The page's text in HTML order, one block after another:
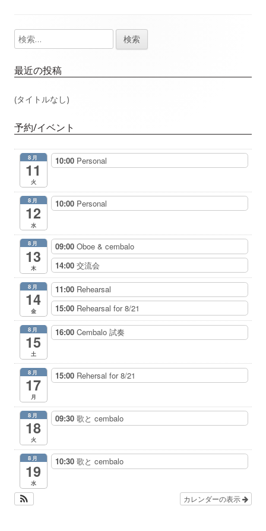
ビ
ゲ
ー
シ
ョ
ン
メ
イ
ン
ド
バ
検
索:
最近の投稿
(タイトルなし)
予約/イベント
8月
11
火
10:00 Personal
8月
12
水
10:00 Personal
8月
13
木
09:00 Oboe & cembalo
14:00 交流会
8月
14
金
11:00 Rehearsal
15:00 Rehearsal for 8/21
8月
15
土
16:00 Cembalo 試奏
8月
17
月
15:00 Rehersal for 8/21
8月
18
火
09:30 歌と cembalo
8月
19
水
10:30 歌と cembalo
カレンダーの表示